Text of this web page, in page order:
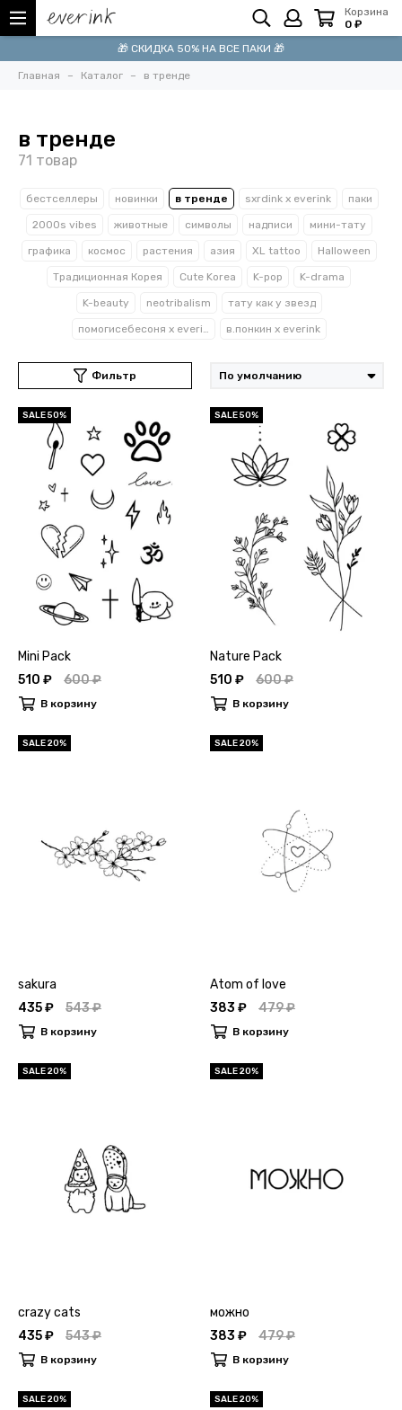
Корзина
0 ₽
🎁 СКИДКА 50% НА ВСЕ ПАКИ 🎁
Главная Каталог в тренде
в тренде
бестселлеры новинки в тренде sxrdink х everink паки
2000s vibes животные символы надписи мини-тату
графика космос растения азия XL tattoo Halloween
Традиционная Корея Cute Korea K-pop K-drama
K-beauty neotribalism тату как у звезд
помогисебесоня x everink в.понкин x everink
Фильтр
SALE 50%
Mini Pack
510 ₽
600 ₽
В корзину
SALE 50%
Nature Pack
510 ₽
600 ₽
В корзину
SALE 20%
sakura
435 ₽
543 ₽
В корзину
SALE 20%
Atom of love
383 ₽
479 ₽
В корзину
SALE 20%
crazy cats
435 ₽
543 ₽
В корзину
SALE 20%
можно
383 ₽
479 ₽
В корзину
SALE 20% SALE 20%